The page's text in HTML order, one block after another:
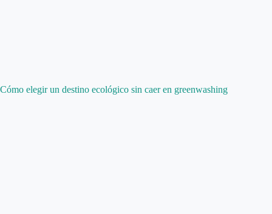
Cómo elegir un destino ecológico sin caer en greenwashing